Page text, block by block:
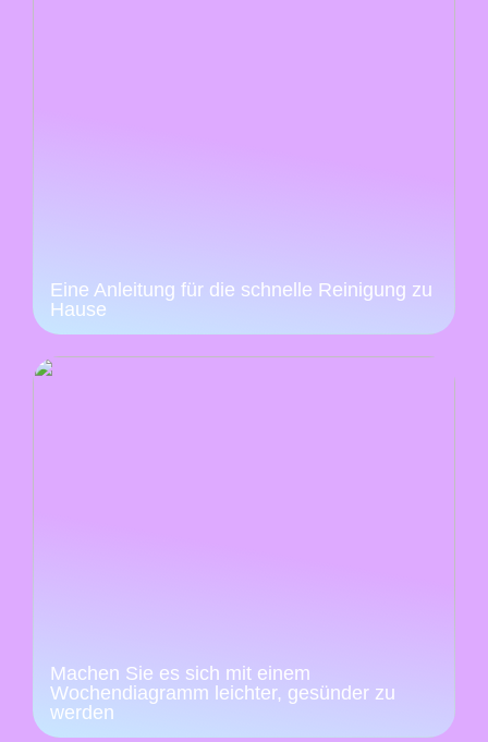
Eine Anleitung für die schnelle Reinigung zu
Hause
Machen Sie es sich mit einem
Wochendiagramm leichter, gesünder zu
werden